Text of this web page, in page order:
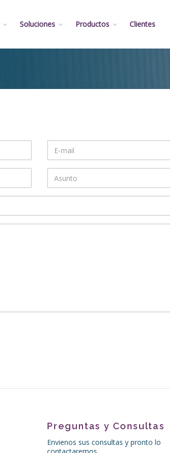
Soluciones Productos Clientes
Preguntas y Consultas
Envienos sus consultas y pronto lo